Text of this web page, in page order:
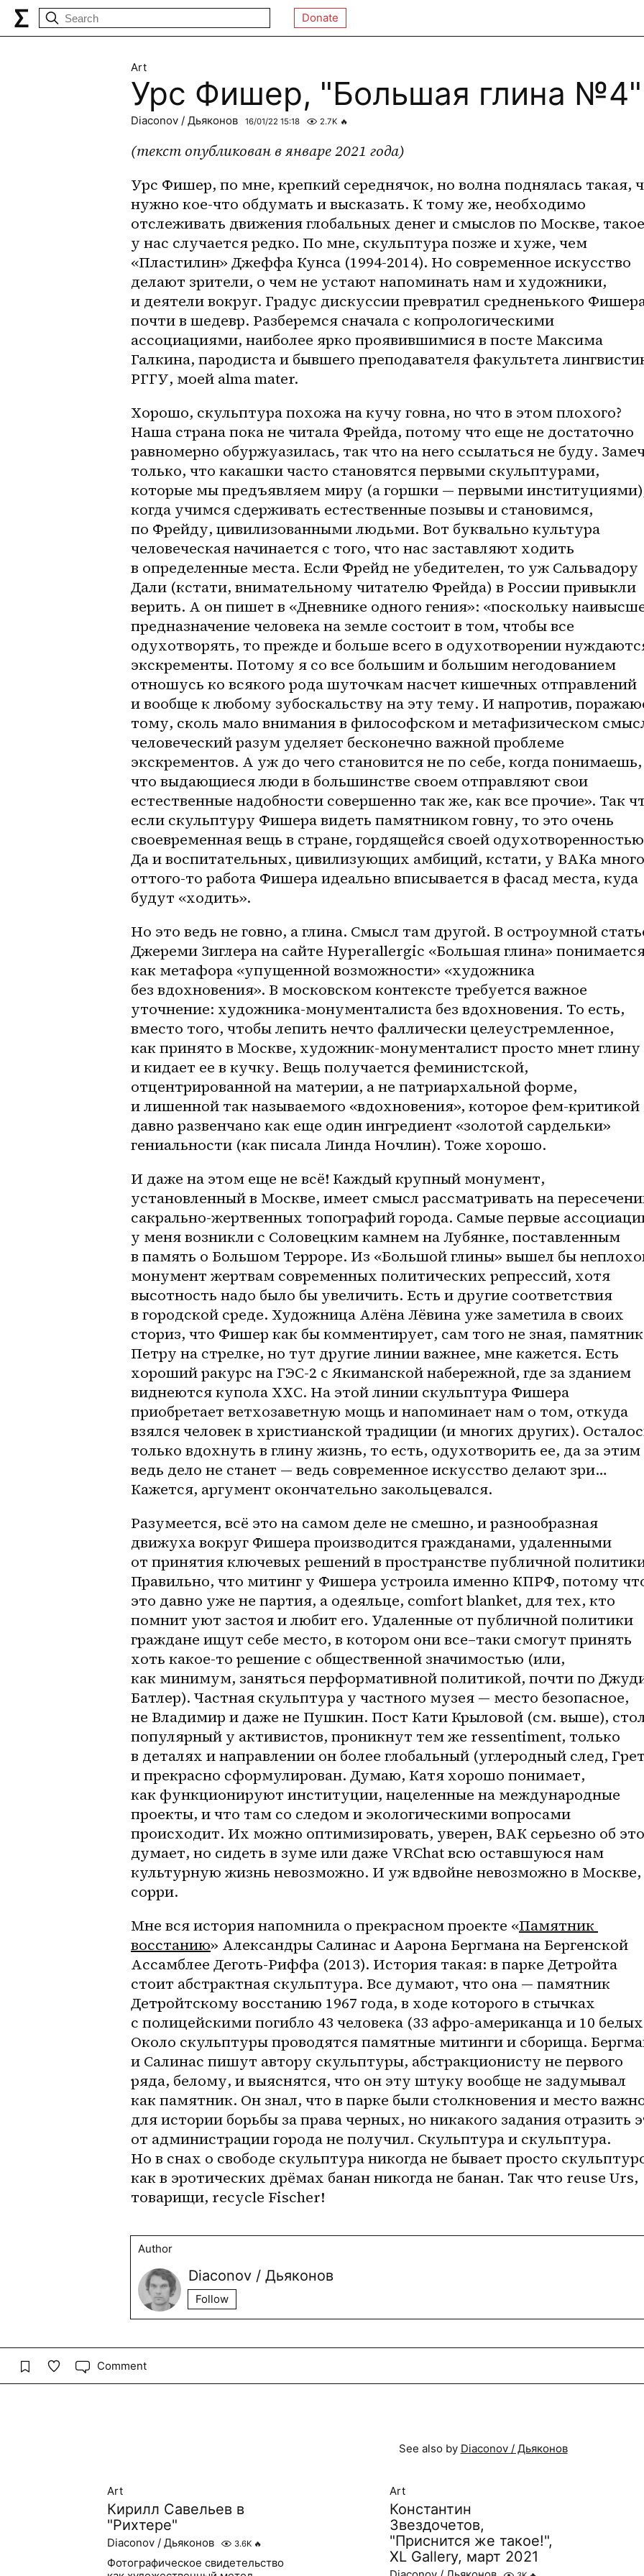
Donate
Art
Урс Фишер, "Большая глина №4"
Diaconov / Дьяконов 16/01/22 15:18 2.7K 🔥
(текст опубликован в январе 2021 года)
Урс Фишер, по мне, крепкий середнячок, но волна поднялась такая,
нужно кое-что обдумать и высказать. К тому же, необходимо
отслеживать движения глобальных денег и смыслов по Москве, такое
у нас случается редко. По мне, скульптура позже и хуже, чем
«Пластилин» Джеффа Кунса (1994-2014). Но современное искусство
делают зрители, о чем не устают напоминать нам и художники,
и деятели вокруг. Градус дискуссии превратил средненького
почти в шедевр. Разберемся сначала с копрологическими
ассоциациями, наиболее ярко проявившимися в посте Максима
Галкина, пародиста и бывшего преподавателя факультета
РГГУ, моей alma mater.
Хорошо, скульптура похожа на кучу говна, но что в этом плохого?
Наша страна пока не читала Фрейда, потому что еще не достаточно
равномерно обуржуазилась, так что на него ссылаться не буду.
только, что какашки часто становятся первыми скульптурами,
которые мы предъявляем миру (а горшки — первыми
когда учимся сдерживать естественные позывы и становимся,
по Фрейду, цивилизованными людьми. Вот буквально культура
человеческая начинается с того, что нас заставляют ходить
в определенные места. Если Фрейд не убедителен, то уж Сальвадору
Дали (кстати, внимательному читателю Фрейда) в России привыкли
верить. А он пишет в «Дневнике одного гения»: «поскольку
предназначение человека на земле состоит в том, чтобы все
одухотворять, то прежде и больше всего в одухотворении
экскременты. Потому я со все большим и большим негодованием
отношусь ко всякого рода шуточкам насчет кишечных отправлений
и вообще к любому зубоскальству на эту тему. И напротив,
тому, сколь мало внимания в философском и метафизическом
человеческий разум уделяет бесконечно важной проблеме
экскрементов. А уж до чего становится не по себе, когда понимаешь,
что выдающиеся люди в большинстве своем отправляют свои
естественные надобности совершенно так же, как все прочие». Так
если скульптуру Фишера видеть памятником говну, то это очень
своевременная вещь в стране, гордящейся своей
Да и воспитательных, цивилизующих амбиций, кстати, у ВАКа
оттого-то работа Фишера идеально вписывается в фасад места, куда
будут «ходить».
Но это ведь не говно, а глина. Смысл там другой. В остроумной
Джереми Зиглера на сайте Hyperallergic «Большая глина»
как метафора «упущенной возможности» «художника
без вдохновения». В московском контексте требуется важное
уточнение: художника-монументалиста без вдохновения. То есть,
вместо того, чтобы лепить нечто фаллически целеустремленное,
как принято в Москве, художник-монументалист просто мнет глину
и кидает ее в кучку. Вещь получается феминистской,
отцентрированной на материи, а не патриархальной форме,
и лишенной так называемого «вдохновения», которое фем-критикой
давно развенчано как еще один ингредиент «золотой сардельки»
гениальности (как писала Линда Ночлин). Тоже хорошо.
И даже на этом еще не всё! Каждый крупный монумент,
установленный в Москве, имеет смысл рассматривать на
сакрально-жертвенных топографий города. Самые первые
у меня возникли с Соловецким камнем на Лубянке, поставленным
в память о Большом Терроре. Из «Большой глины» вышел бы
монумент жертвам современных политических репрессий, хотя
высотность надо было бы увеличить. Есть и другие соответствия
в городской среде. Художница Алёна Лёвина уже заметила в своих
сториз, что Фишер как бы комментирует, сам того не зная, памятник
Петру на стрелке, но тут другие линии важнее, мне кажется. Есть
хороший ракурс на ГЭС-2 с Якиманской набережной, где за зданием
виднеются купола ХХС. На этой линии скульптура Фишера
приобретает ветхозаветную мощь и напоминает нам о том, откуда
взялся человек в христианской традиции (и многих других).
только вдохнуть в глину жизнь, то есть, одухотворить ее, да за этим
ведь дело не станет — ведь современное искусство делают зри…
Кажется, аргумент окончательно закольцевался.
Разумеется, всё это на самом деле не смешно, и разнообразная
движуха вокруг Фишера производится гражданами, удаленными
от принятия ключевых решений в пространстве публичной
Правильно, что митинг у Фишера устроила именно КПРФ, потому
это давно уже не партия, а одеяльце, comfort blanket, для тех, кто
помнит уют застоя и любит его. Удаленные от публичной политики
граждане ищут себе место, в котором они все–таки смогут принять
хоть какое-то решение с общественной значимостью (или,
как минимум, заняться перформативной политикой, почти по
Батлер). Частная скульптура у частного музея — место безопасное,
не Владимир и даже не Пушкин. Пост Кати Крыловой (см. выше),
популярный у активистов, проникнут тем же ressentiment, только
в деталях и направлении он более глобальный (углеродный след,
и прекрасно сформулирован. Думаю, Катя хорошо понимает,
как функционируют институции, нацеленные на международные
проекты, и что там со следом и экологическими вопросами
происходит. Их можно оптимизировать, уверен, ВАК серьезно об
думает, но сидеть в зуме или даже VRChat всю оставшуюся нам
культурную жизнь невозможно. И уж вдвойне невозможно в Москве,
сорри.
Мне вся история напомнила о прекрасном проекте «Памятник
восстанию» Александры Салинас и Аарона Бергмана на Бергенской
Ассамблее Деготь-Риффа (2013). История такая: в парке Детройта
стоит абстрактная скульптура. Все думают, что она — памятник
Детройтскому восстанию 1967 года, в ходе которого в стычках
с полицейскими погибло 43 человека (33 афро-американца и 10
Около скульптуры проводятся памятные митинги и сборища.
и Салинас пишут автору скульптуры, абстракционисту не первого
ряда, белому, и выяснятся, что он эту штуку вообще не задумывал
как памятник. Он знал, что в парке были столкновения и место
для истории борьбы за права черных, но никакого задания отразить
от администрации города не получил. Скульптура и скульптура.
Но в снах о свободе скульптура никогда не бывает просто
как в эротических дрёмах банан никогда не банан. Так что reuse Urs,
товарищи, recycle Fischer!
Author
Diaconov / Дьяконов
Follow
Comment
See also by Diaconov / Дьяконов
Art
Кирилл Савельев в
"Рихтере"
Diaconov / Дьяконов 3.6K 🔥
Фотографическое свидетельство
Art
Константин
Звездочетов,
"Приснится же такое!",
XL Gallery, март 2021